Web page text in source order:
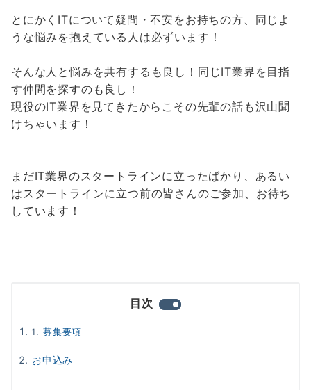
とにかくITについて疑問・不安をお持ちの方、同じよ
うな悩みを抱えている人は必ずいます！
そんな人と悩みを共有するも良し！同じIT業界を目指
す仲間を探すのも良し！
現役のIT業界を見てきたからこその先輩の話も沢山聞
けちゃいます！
まだIT業界のスタートラインに立ったばかり、あるい
はスタートラインに立つ前の皆さんのご参加、お待ち
しています！
目次
募集要項
お申込み